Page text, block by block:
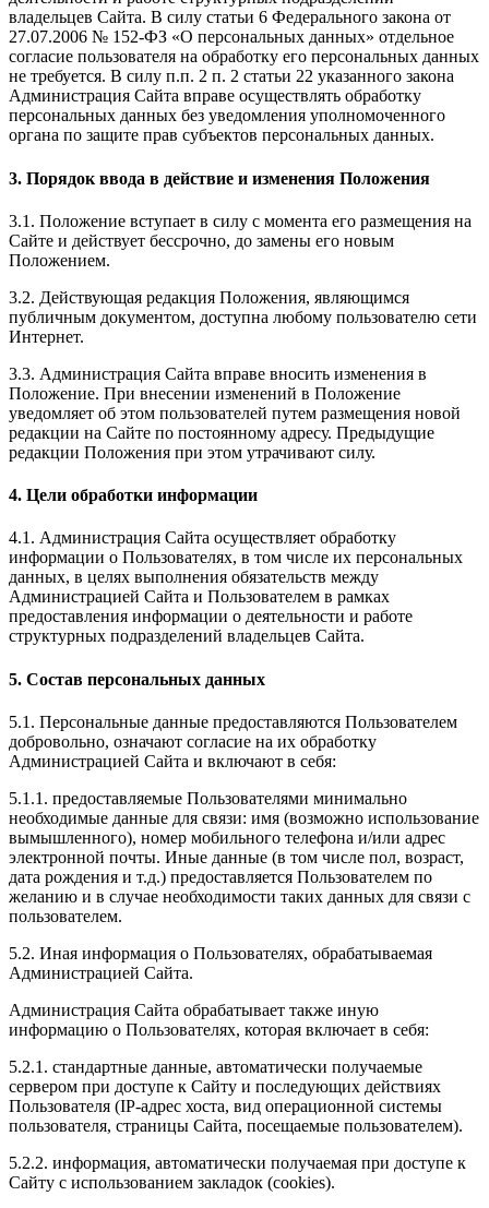
владельцев Сайта. В силу статьи 6 Федерального закона от
27.07.2006 № 152-ФЗ «О персональных данных» отдельное
согласие пользователя на обработку его персональных данных
не требуется. В силу п.п. 2 п. 2 статьи 22 указанного закона
Администрация Сайта вправе осуществлять обработку
персональных данных без уведомления уполномоченного
органа по защите прав субъектов персональных данных.
3. Порядок ввода в действие и изменения Положения
3.1. Положение вступает в силу с момента его размещения на
Сайте и действует бессрочно, до замены его новым
Положением.
3.2. Действующая редакция Положения, являющимся
публичным документом, доступна любому пользователю сети
Интернет.
3.3. Администрация Сайта вправе вносить изменения в
Положение. При внесении изменений в Положение
уведомляет об этом пользователей путем размещения новой
редакции на Сайте по постоянному адресу. Предыдущие
редакции Положения при этом утрачивают силу.
4. Цели обработки информации
4.1. Администрация Сайта осуществляет обработку
информации о Пользователях, в том числе их персональных
данных, в целях выполнения обязательств между
Администрацией Сайта и Пользователем в рамках
предоставления информации о деятельности и работе
структурных подразделений владельцев Сайта.
5. Состав персональных данных
5.1. Персональные данные предоставляются Пользователем
добровольно, означают согласие на их обработку
Администрацией Сайта и включают в себя:
5.1.1. предоставляемые Пользователями минимально
необходимые данные для связи: имя (возможно использование
вымышленного), номер мобильного телефона и/или адрес
электронной почты. Иные данные (в том числе пол, возраст,
дата рождения и т.д.) предоставляется Пользователем по
желанию и в случае необходимости таких данных для связи с
пользователем.
5.2. Иная информация о Пользователях, обрабатываемая
Администрацией Сайта.
Администрация Сайта обрабатывает также иную
информацию о Пользователях, которая включает в себя:
5.2.1. стандартные данные, автоматически получаемые
сервером при доступе к Сайту и последующих действиях
Пользователя (IP-адрес хоста, вид операционной системы
пользователя, страницы Сайта, посещаемые пользователем).
5.2.2. информация, автоматически получаемая при доступе к
Сайту с использованием закладок (cookies).